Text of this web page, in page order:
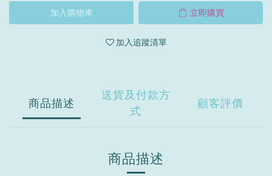
加入購物車 立即購買
加入追蹤清單
商品描述
送貨及付款方
式
顧客評價
商品描述